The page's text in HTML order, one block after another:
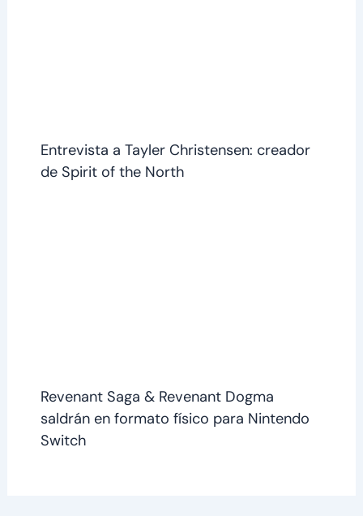
Entrevista a Tayler Christensen: creador
de Spirit of the North
Revenant Saga & Revenant Dogma
saldrán en formato físico para Nintendo
Switch